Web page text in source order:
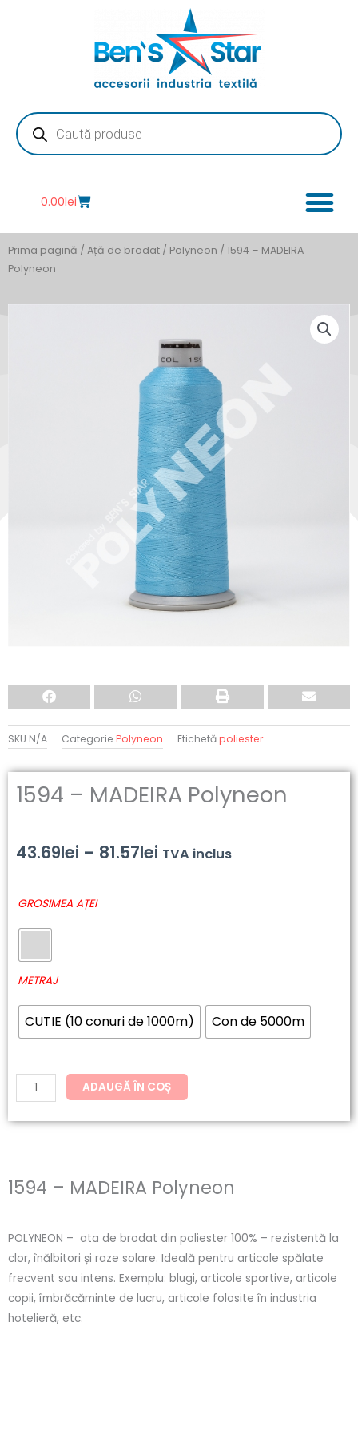
Products
search
0.00leiCart
Prima pagină / Ață de brodat / Polyneon / 1594 – MADEIRA
Polyneon
SKU N/A Categorie Polyneon Etichetăpoliester
1594 – MADEIRA Polyneon
43.69lei – 81.57lei Interval
la
81.57lei
TVA inclus
GROSIMEA AȚEI
METRAJ
CUTIE (10 conuri de 1000m) Con de 5000m
Cantitate
MADEIRA
Polyneon
ADAUGĂ ÎN COȘ
1594 – MADEIRA Polyneon
POLYNEON – ata de brodat din poliester 100% – rezistentă la
clor, înălbitori și raze solare. Ideală pentru articole spălate
frecvent sau intens. Exemplu: blugi, articole sportive, articole
copii, îmbrăcăminte de lucru, articole folosite în industria
hotelieră, etc.